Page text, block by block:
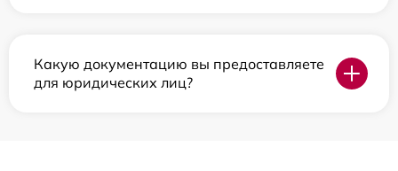
Какую документацию вы предоставляете
для юридических лиц?